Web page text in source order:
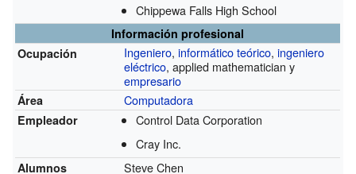
Chippewa Falls High School
Información profesional
Ocupación
Ingeniero,informático teórico,ingeniero
eléctrico, applied mathematician y
empresario
Área Computadora
Empleador
Control Data Corporation
Cray Inc.
Alumnos Steve Chen